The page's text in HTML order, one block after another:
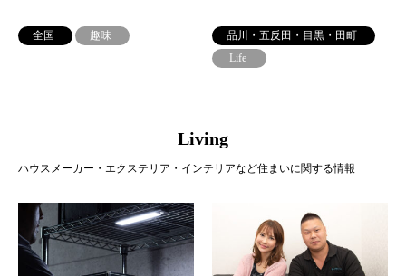
全国 趣味
品川・五反田・目黒・田町
Life
Living
ハウスメーカー・エクステリア・インテリアなど住まいに関する情報